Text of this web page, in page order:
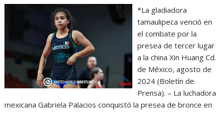
*La gladiadora
tamaulipeca venció en
el combate por la
presea de tercer lugar
a la china Xin Huang Cd.
de México, agosto de
2024 (Boletín de
Prensa). – La luchadora
mexicana Gabriela Palacios conquistó la presea de bronce en